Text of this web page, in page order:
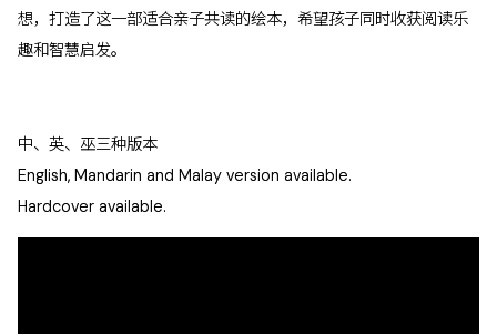
想，打造了这一部适合亲子共读的绘本，希望孩子同时收获阅读乐
趣和智慧启发。
中、英、巫三种版本
English, Mandarin and Malay version available.
Hardcover available.